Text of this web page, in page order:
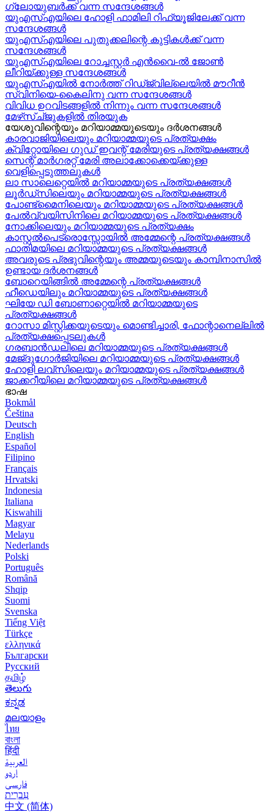
ഗ്ലോയുബർക്ക് വന്ന സന്ദേശങ്ങൾ
യുഎസ്എയിലെ ഹോളി ഫാമിലി റിഫ്യൂജിലേക്ക് വന്ന
സന്ദേശങ്ങൾ
യുഎസ്എയിലെ പുതുക്കലിന്റെ കുട്ടികള്‍ക്ക് വന്ന
സന്ദേശങ്ങള്‍
യുഎസ്എയിലെ റോച്ചസ്റ്റർ എൻവൈ-ൽ ജോൺ
ലീറിയ്ക്കുള്ള സന്ദേശങ്ങൾ
യുഎസ്എയിൽ നോർത്ത് റിഡ്ജ്വില്ലെയിൽ മൗറീൻ
സ്വിനിയെ-കൈലിനു വന്ന സന്ദേശങ്ങള്‍
വിവിധ ഉറവിടങ്ങളിൽ നിന്നും വന്ന സന്ദേശങ്ങൾ
മേഴ്‍സ്ച്ജുകളിൽ തിരയുക
യേശുവിന്റെയും മറിയാമ്മയുടെയും ദർശനങ്ങൾ
കാരവാജിയിലെയും മറിയാമ്മയുടെ പ്രത്യക്ഷം
ക്വിറ്റോയിലെ ഗുഡ് ഇവന്റ് മേരിയുടെ പ്രത്യക്ഷങ്ങൾ
സെന്റ് മാർഗരറ്റ് മേരി അലാക്കോക്കെയ്ക്കുള്ള
വെളിപ്പെടുത്തലുകൾ
ലാ സാലെറ്റെയിൽ മറിയാമ്മയുടെ പ്രത്യക്ഷങ്ങൾ
ലൂർഡ്സിലെയും മറിയാമ്മയുടെ പ്രത്യക്ഷങ്ങൾ
പോണ്ട്മൈനിലെയും മറിയാമ്മയുടെ പ്രത്യക്ഷങ്ങൾ
പേൽവ്വയിസിനിലെ മറിയാമ്മയുടെ പ്രത്യക്ഷങ്ങൾ
നോക്കിലെയും മറിയാമ്മയുടെ പ്രത്യക്ഷം
കാസ്റ്റൽപെട്രൊസ്സോയിൽ അമ്മേന്റെ പ്രത്യക്ഷങ്ങൾ
ഫാതിമയിലെ മറിയാമ്മയുടെ പ്രത്യക്ഷങ്ങൾ
അവരുടെ പ്രഭുവിന്റെയും അമ്മയുടെയും കാമ്പിനാസിൽ
ഉണ്ടായ ദർശനങ്ങൾ
ബോറെയിങ്ങിൽ അമ്മേന്റെ പ്രത്യക്ഷങ്ങൾ
ഹീഡെയിലും മറിയാമ്മയുടെ പ്രത്യക്ഷങ്ങൾ
ഘിയേ ഡി ബോണാറ്റെയിൽ മറിയാമ്മയുടെ
പ്രത്യക്ഷങ്ങൾ
റോസാ മിസ്റ്റിക്കയുടെയും മൊണ്ടിച്ചാരി, ഫോന്റാനെല്ലിൽ
പ്രത്യക്ഷപ്പെടലുകൾ
ഗരബാൻഡലിലെ മറിയാമ്മയുടെ പ്രത്യക്ഷങ്ങൾ
മേജ്ദുഗോർജിയിലെ മറിയാമ്മയുടെ പ്രത്യക്ഷങ്ങൾ
ഹോളി ലവ്‌സിലെയും മറിയാമ്മയുടെ പ്രത്യക്ഷങ്ങൾ
ജാക്കറീയിലെ മറിയാമ്മയുടെ പ്രത്യക്ഷങ്ങൾ
ഭാഷ
Bokmål
Čeština
Deutsch
English
Español
Filipino
Français
Hrvatski
Indonesia
Italiana
Kiswahili
Magyar
Melayu
Nederlands
Polski
Português
Română
Shqip
Suomi
Svenska
Tiếng Việt
Türkçe
ελληνικά
Български
Русский
தமிழ்
తెలుగు
ಕನ್ನಡ
മലയാളം
ไทย
বাংলা
हिंदी
العربية
اردو
فارسی
עִברִית
中文 (简体)